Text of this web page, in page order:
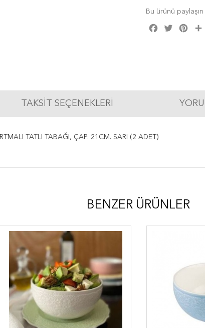
Bu ürünü paylaşın
Facebook
Twitter
TAKSIT SEÇENEKLERI
TATLI TABAĞI, ÇAP: 21CM. SARI (2 ADET)
BENZER ÜRÜNLER